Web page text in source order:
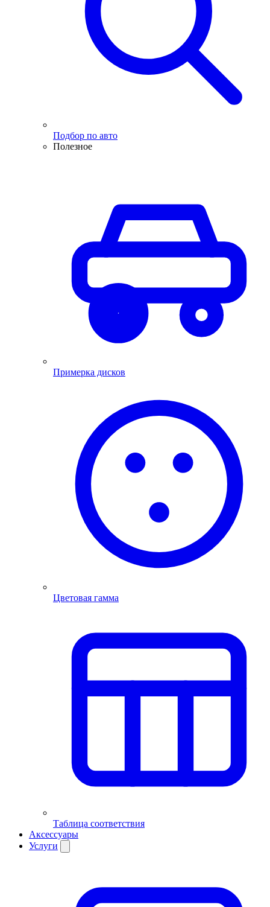
Подбор по авто
Полезное
Примерка дисков
Цветовая гамма
Таблица соответствия
Аксессуары
Услуги